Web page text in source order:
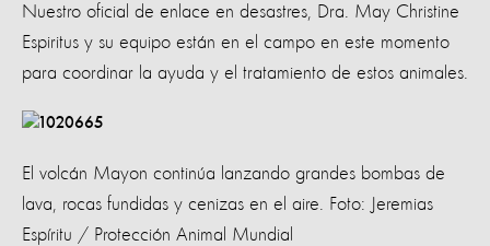
Nuestro oficial de enlace en desastres, Dra. May Christine
Espiritus y su equipo están en el campo en este momento
para coordinar la ayuda y el tratamiento de estos animales.
El volcán Mayon continúa lanzando grandes bombas de
lava, rocas fundidas y cenizas en el aire. Foto: Jeremias
Espíritu / Protección Animal Mundial